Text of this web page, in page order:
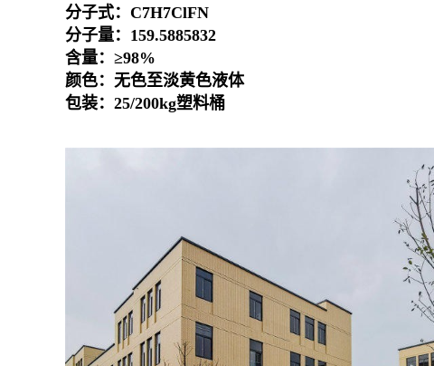
分子式：C7H7ClFN
分子量：159.5885832
含量：≥98%
颜色：无色至淡黄色液体
包装：25/200kg塑料桶